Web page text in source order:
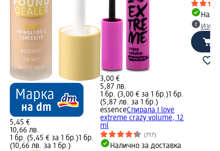
5,45 €
10,66 лв.
1 бр. (5,45 € за 1 бр.)1 бр.
(10,66 лв. за 1 бр.)
3,00 €
5,87 лв.
1 бр. (3,00 € за 1 бр.)1 бр.
(5,87 лв. за 1 бр.)
essenceСпирала I love
extreme crazy volume, 12
ml
(717)
Налично за доставка